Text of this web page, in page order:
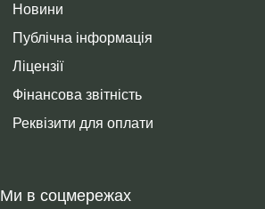
Новини
Публічна інформація
Ліцензії
Фінансова звітність
Реквізити для оплати
Ми в соцмережах